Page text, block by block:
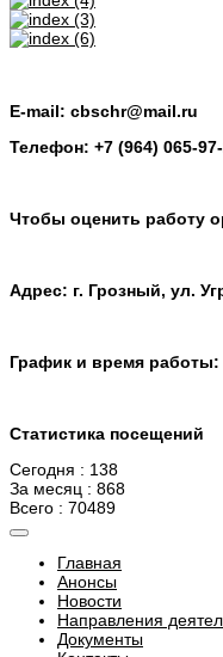
E-mail: cbschr@mail.ru
Телефон: +7 (964) 065-
Чтобы оценить работу
Адрес: г. Грозный, ул.
График и время
Статистика посещений
Сегодня : 138
За месяц : 868
Всего : 70489
Главная
Анонсы
Новости
Направления
Документы